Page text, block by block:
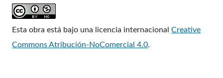
Esta obra está bajo una licencia internacionalCreative
Commons Atribución-NoComercial 4.0.